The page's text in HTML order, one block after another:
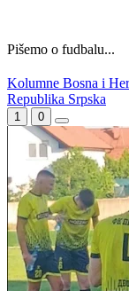
Pišemo o fudbalu...
Kolumne Bosna i
WEB PREPORUKE
Barcelona
zbog migrantske
"Poste restante",
izdavačke kuće